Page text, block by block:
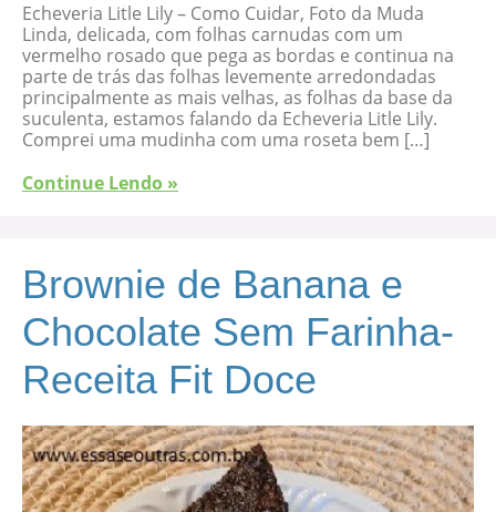
Echeveria Litle Lily – Como Cuidar, Foto da Muda
Linda, delicada, com folhas carnudas com um
vermelho rosado que pega as bordas e continua na
parte de trás das folhas levemente arredondadas
principalmente as mais velhas, as folhas da base da
suculenta, estamos falando da Echeveria Litle Lily.
Comprei uma mudinha com uma roseta bem […]
Continue Lendo »
Brownie de Banana e
Chocolate Sem Farinha-
Receita Fit Doce